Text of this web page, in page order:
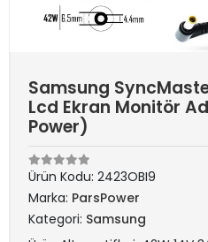
Samsung
Lcd Ekran Monitör
Power)
Ürün Kodu: 2423OBI9
Marka: ParsPower
Kategori: Samsung